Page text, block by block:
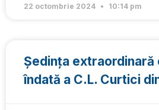
22 octombrie 2024 10:14 pm
Ședința
îndată a C.L. Curtici